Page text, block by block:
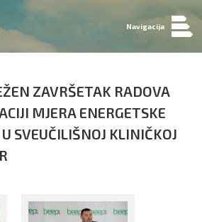
Navigacija
ZAVRŠETAK RADOVA
MJERA ENERGETSKE
SVEUČILIŠNOJ KLINIČKOJ